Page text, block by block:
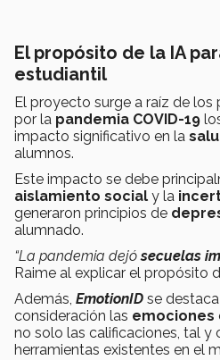
El propósito de la IA
estudiantil
El proyecto surge a raíz de los
por la pandemia COVID-19
impacto significativo en la
alumnos.
Este impacto se debe
aislamiento social y la
generaron principios de
alumnado.
“La pandemia dejósecuelas
Raime al explicar el propósito
Además, EmotionID se
consideración las emociones
no solo las calificaciones, tal y
herramientas existentes en el